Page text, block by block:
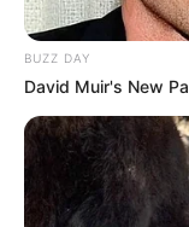
BUZZ DAY
David Muir's New